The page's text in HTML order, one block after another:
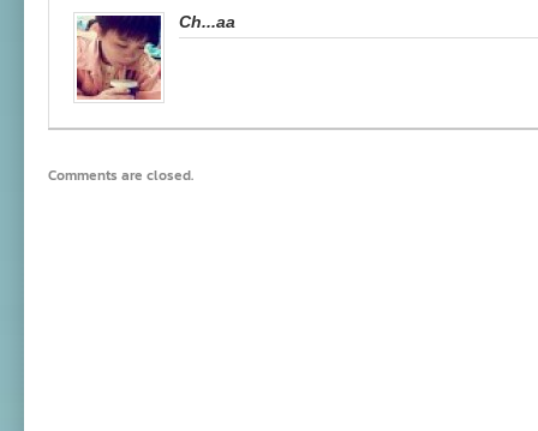
Ch...aa
Comments are closed.